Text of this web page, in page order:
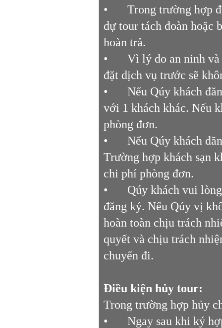
•
Trong trường hợp
dự tour tách đoàn hoặc
hoàn trả.
•
Vì lý do an ninh
đặt dịch vụ trước sẽ
•
Nếu Qúy khách
với 1 khách khác. Nếu
phòng đơn.
•
Nếu Qúy khách
Trường hợp khách sạn
chi phí phòng đơn.
•
Qúy khách vui
đăng ký. Nếu Qúy vị
hoàn toàn chịu trách
quyết và chịu trách
chuyến đi.
Điều kiện hủy tour:
Trong trường hợp hủy
•
Ngay sau khi ký